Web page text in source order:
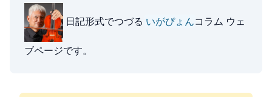
日記形式でつづる いがぴょんコラム ウェ
ブページです。